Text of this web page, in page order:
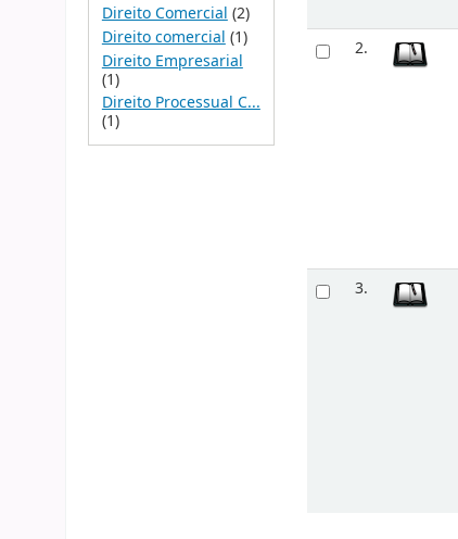
Direito Comercial (2)
Direito comercial (1)
Direito Empresarial
(1)
Direito Processual C...
(1)
2.
3.